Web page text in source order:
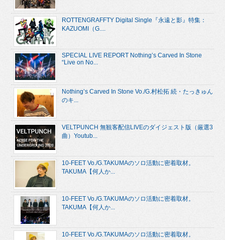
ROTTENGRAFFTY Digital Single『永遠と影』特集：
KAZUOMI（G....
SPECIAL LIVE REPORT Nothing’s Carved In Stone
“Live on No...
Nothing’s Carved In Stone Vo./G.村松拓 続・たっきゅん
のキ...
VELTPUNCH 無観客配信LIVEのダイジェスト版（厳選3
曲）Youtub...
10-FEET Vo./G.TAKUMAのソロ活動に密着取材。
TAKUMA【何人か...
10-FEET Vo./G.TAKUMAのソロ活動に密着取材。
TAKUMA【何人か...
10-FEET Vo./G.TAKUMAのソロ活動に密着取材。